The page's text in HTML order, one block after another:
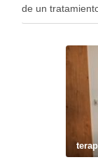
de un
miembro